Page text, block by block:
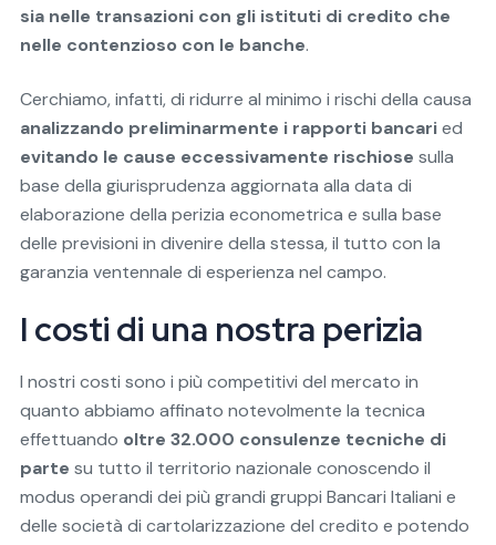
sia nelle transazioni con gli istituti di credito che
nelle contenzioso con le banche.
Cerchiamo, infatti, di ridurre al minimo i rischi della causa
analizzando preliminarmente i rapporti bancaried
evitando le cause eccessivamente rischiose sulla
base della giurisprudenza aggiornata alla data di
elaborazione della perizia econometrica e sulla base
delle previsioni in divenire della stessa, il tutto con la
garanzia ventennale di esperienza nel campo.
I costi di una nostra perizia
I nostri costi sono i più competitivi del mercato in
quanto abbiamo affinato notevolmente la tecnica
effettuando oltre 32.000 consulenze tecniche di
parte su tutto il territorio nazionale conoscendo il
modus operandi dei più grandi gruppi Bancari Italiani e
delle società di cartolarizzazione del credito e potendo